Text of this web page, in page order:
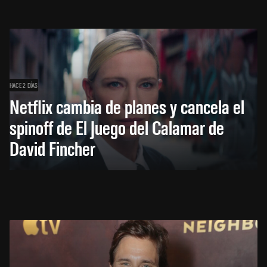
HACE 2 DÍAS
Netflix cambia de planes y cancela el
spinoff de El Juego del Calamar de
David Fincher